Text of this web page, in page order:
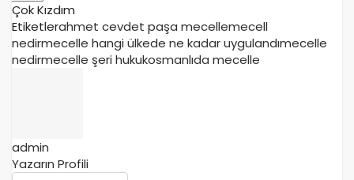
Çok Kızdım
Etiketlerahmet cevdet paşa mecellemecell
nedirmecelle hangi ülkede ne kadar uygulandımecelle
nedirmecelle şeri hukukosmanlıda mecelle
admin
Yazarın Profili